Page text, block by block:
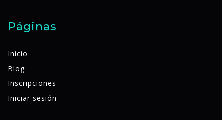
Páginas
Inicio
Blog
Inscripciones
Iniciar sesión